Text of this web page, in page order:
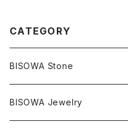
CATEGORY
BISOWA Stone
マスタークリスタル / 水晶
BISOWA Jewelry